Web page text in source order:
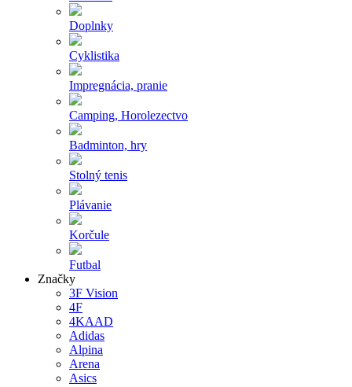
Doplnky
Cyklistika
Impregnácia, pranie
Camping, Horolezectvo
Badminton, hry
Stolný tenis
Plávanie
Korčule
Futbal
Značky
3F Vision
4F
4KAAD
Adidas
Alpina
Arena
Asics